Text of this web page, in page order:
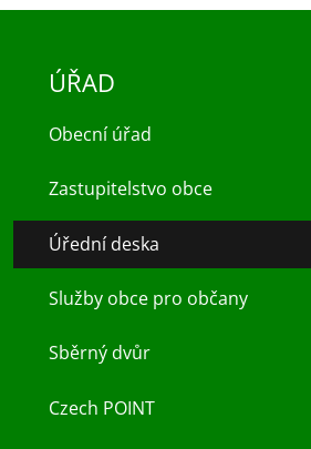
ÚŘAD
Obecní úřad
Zastupitelstvo obce
Úřední deska
Služby obce pro občany
Sběrný dvůr
Czech POINT